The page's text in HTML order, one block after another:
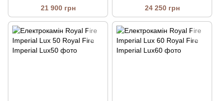
21 900 грн 24 250 грн